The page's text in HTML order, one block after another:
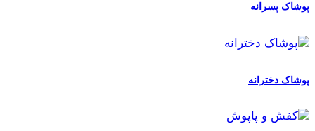
پوشاک پسرانه
پوشاک دخترانه